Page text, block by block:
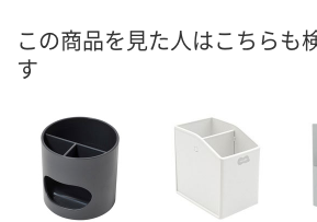
この商品を見た人はこちらも
す